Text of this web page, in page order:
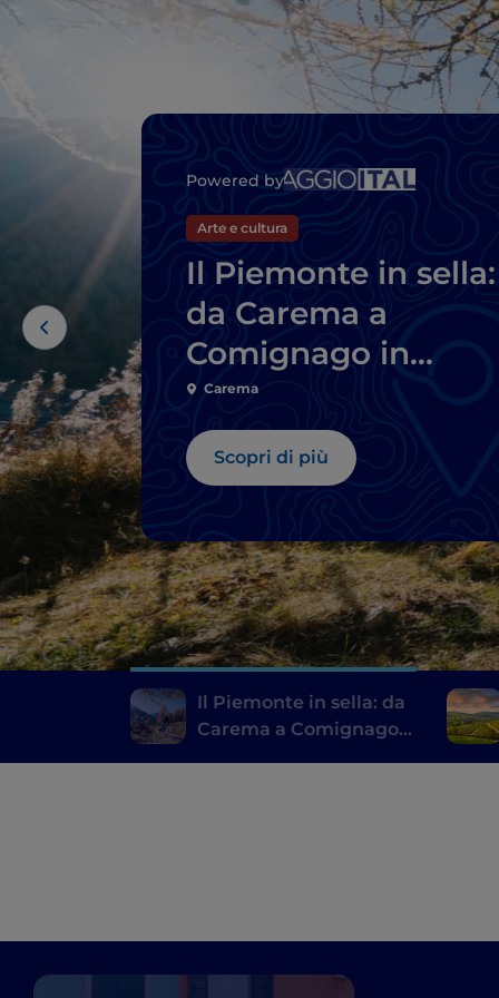
Powered by
Arte e cultura
Il Piemonte in sella:
da Carema a
Comignago in
bicicletta
Carema
Scopri di più
Il Piemonte in sella: da
Carema a Comignago